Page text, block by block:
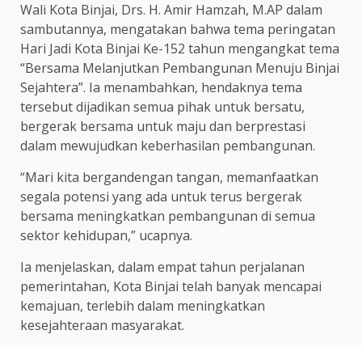
Wali Kota Binjai, Drs. H. Amir Hamzah, M.AP dalam
sambutannya, mengatakan bahwa tema peringatan
Hari Jadi Kota Binjai Ke-152 tahun mengangkat tema
“Bersama Melanjutkan Pembangunan Menuju Binjai
Sejahtera”. Ia menambahkan, hendaknya tema
tersebut dijadikan semua pihak untuk bersatu,
bergerak bersama untuk maju dan berprestasi
dalam mewujudkan keberhasilan pembangunan.
“Mari kita bergandengan tangan, memanfaatkan
segala potensi yang ada untuk terus bergerak
bersama meningkatkan pembangunan di semua
sektor kehidupan,” ucapnya.
Ia menjelaskan, dalam empat tahun perjalanan
pemerintahan, Kota Binjai telah banyak mencapai
kemajuan, terlebih dalam meningkatkan
kesejahteraan masyarakat.